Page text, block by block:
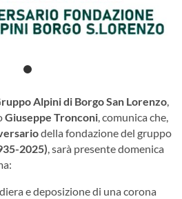
Alpini di Borgo San Lorenzo
Giuseppe Tronconi , comunica che,
della fondazione del gruppo
2025) , sarà presente domenica
e deposizione di una corona